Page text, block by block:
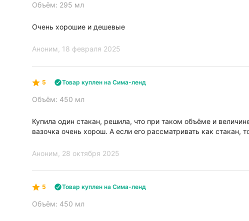
Объём: 295 мл
Очень хорошие и дешевые
Аноним , 18 февраля 2025
5 Товар куплен на Сима-ленд
Объём: 450 мл
Купила один стакан, решила, что при таком объёме и
вазочка очень хорош. А если его рассматривать как
Аноним , 28 октября 2025
5 Товар куплен на Сима-ленд
Объём: 450 мл